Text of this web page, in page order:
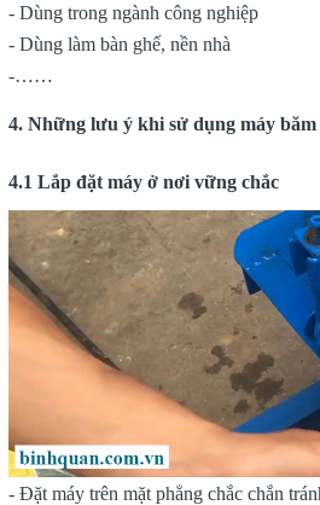
- Dùng trong ngành công nghiệp
- Dùng làm bàn ghế, nền nhà
-……
4. Những lưu ý khi sử dụng máy
4.1 Lắp đặt máy ở nơi vững chắc
- Đặt máy trên mặt phẳng chắc chắn